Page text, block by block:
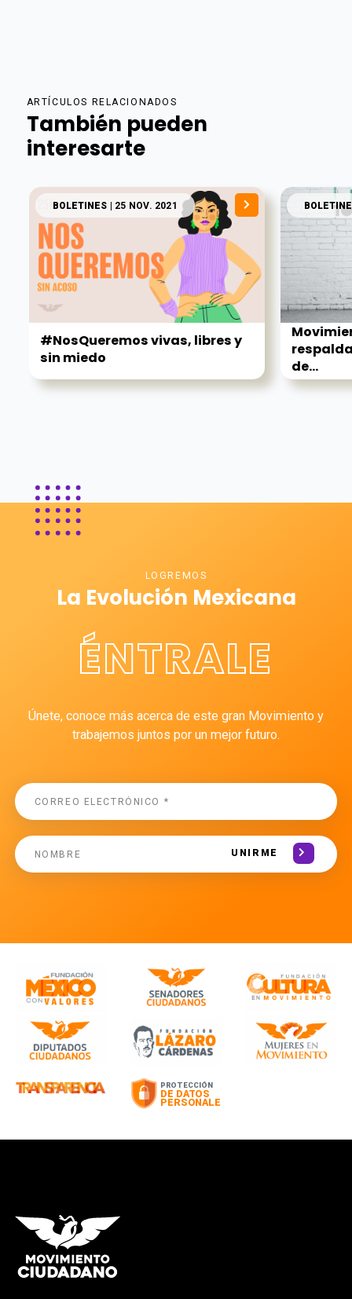
ARTÍCULOS RELACIONADOS
También pueden
interesarte
BOLETINES | 25 NOV. 2021
#NosQueremos vivas, libres y
sin miedo
de...
LOGREMOS
La Evolución Mexicana
ÉNTRALE
Únete, conoce más acerca de este gran Movimiento y
trabajemos juntos por un mejor futuro.
UNIRME